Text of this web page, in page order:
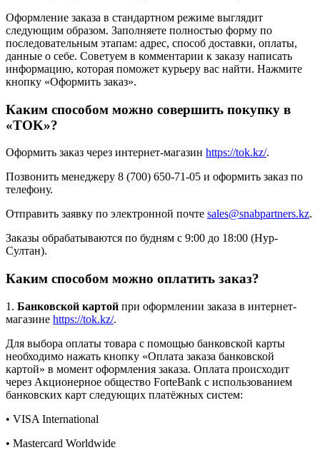
Оформление заказа в стандартном режиме выглядит
следующим образом. Заполняете полностью форму по
последовательным этапам: адрес, способ доставки, оплаты,
данные о себе. Советуем в комментарии к заказу написать
информацию, которая поможет курьеру вас найти. Нажмите
кнопку «Оформить заказ».
Каким способом можно совершить покупку в
«TOK»?
Оформить заказ через интернет-магазин https://tok.kz/.
Позвонить менеджеру 8 (700) 650-71-05 и оформить заказ по
телефону.
Отправить заявку по электронной почте sales@snabpartners.kz.
Заказы обрабатываются по будням с 9:00 до 18:00 (Нур-
Султан).
Каким способом можно оплатить заказ?
1. Банковской картой при оформлении заказа в интернет-
магазине https://tok.kz/.
Для выбора оплаты товара с помощью банковской карты
необходимо нажать кнопку «Оплата заказа банковской
картой» в момент оформления заказа. Оплата происходит
через Акционерное общество ForteBank с использованием
банковских карт следующих платёжных систем:
• VISA International
• Mastercard Worldwide